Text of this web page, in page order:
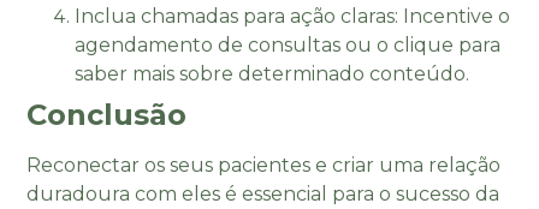
Inclua chamadas para ação claras: Incentive o
agendamento de consultas ou o clique para
saber mais sobre determinado conteúdo.
Conclusão
Reconectar os seus pacientes e criar uma relação
duradoura com eles é essencial para o sucesso da